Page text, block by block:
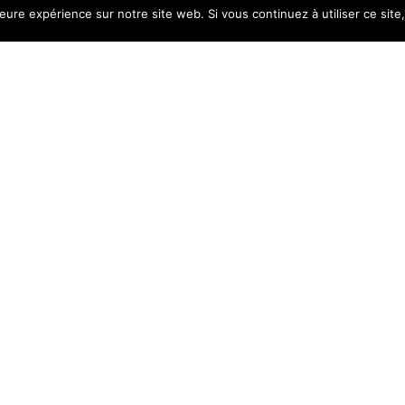
expérience sur notre site web. Si vous continuez à utiliser ce